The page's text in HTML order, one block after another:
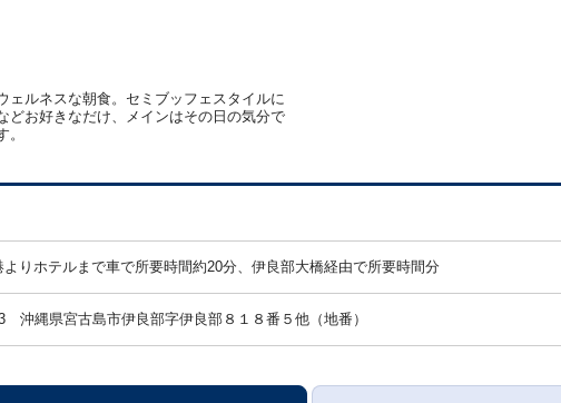
ェルネスな朝食。セミブッフェスタイルに
どお好きなだけ、メインはその日の気分で
よりホテルまで車で所要時間約20分、伊良部大橋経由で所要時間分
沖縄県宮古島市伊良部字伊良部８１８番５他（地番）